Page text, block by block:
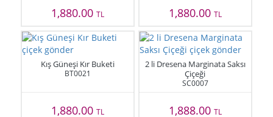
1,880.00TL 1,880.00 TL
Kış Güneşi Kır Buketi
BT0021
1,880.00TL
2 li Dresena Marginata Saksı
Çiçeği
SC0007
1,888.00 TL